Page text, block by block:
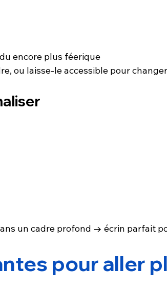
encore plus féerique
ou laisse-le accessible pour
un cadre profond → écrin parfait
pour aller